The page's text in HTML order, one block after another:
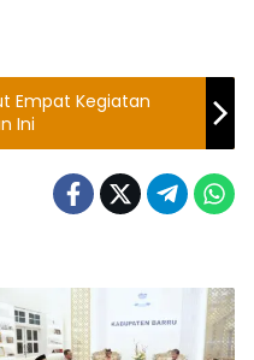
Empat Kegiatan
Ini